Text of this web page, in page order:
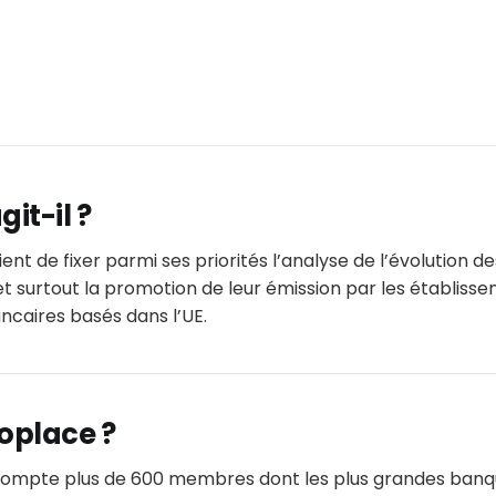
il ?
de fixer parmi ses priorités l’analyse de l’évolution
surtout la promotion de leur émission par les
basés dans l’UE.
?
plus de 600 membres dont les plus grandes